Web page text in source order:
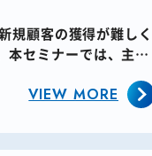
規顧客の獲得が難しく
本セミナーでは、主に
VIEW MORE